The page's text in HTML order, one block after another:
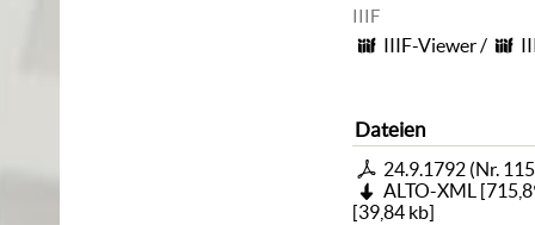
IIIF
IIIF-Viewer/
Dateien
24.9.1792 (Nr.
ALTO-XML [
[39,84 kb]